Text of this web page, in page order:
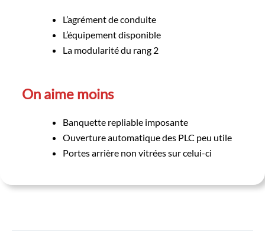
L’agrément de conduite
L’équipement disponible
La modularité du rang 2
On aime moins
Banquette repliable imposante
Ouverture automatique des PLC peu utile
Portes arrière non vitrées sur celui-ci